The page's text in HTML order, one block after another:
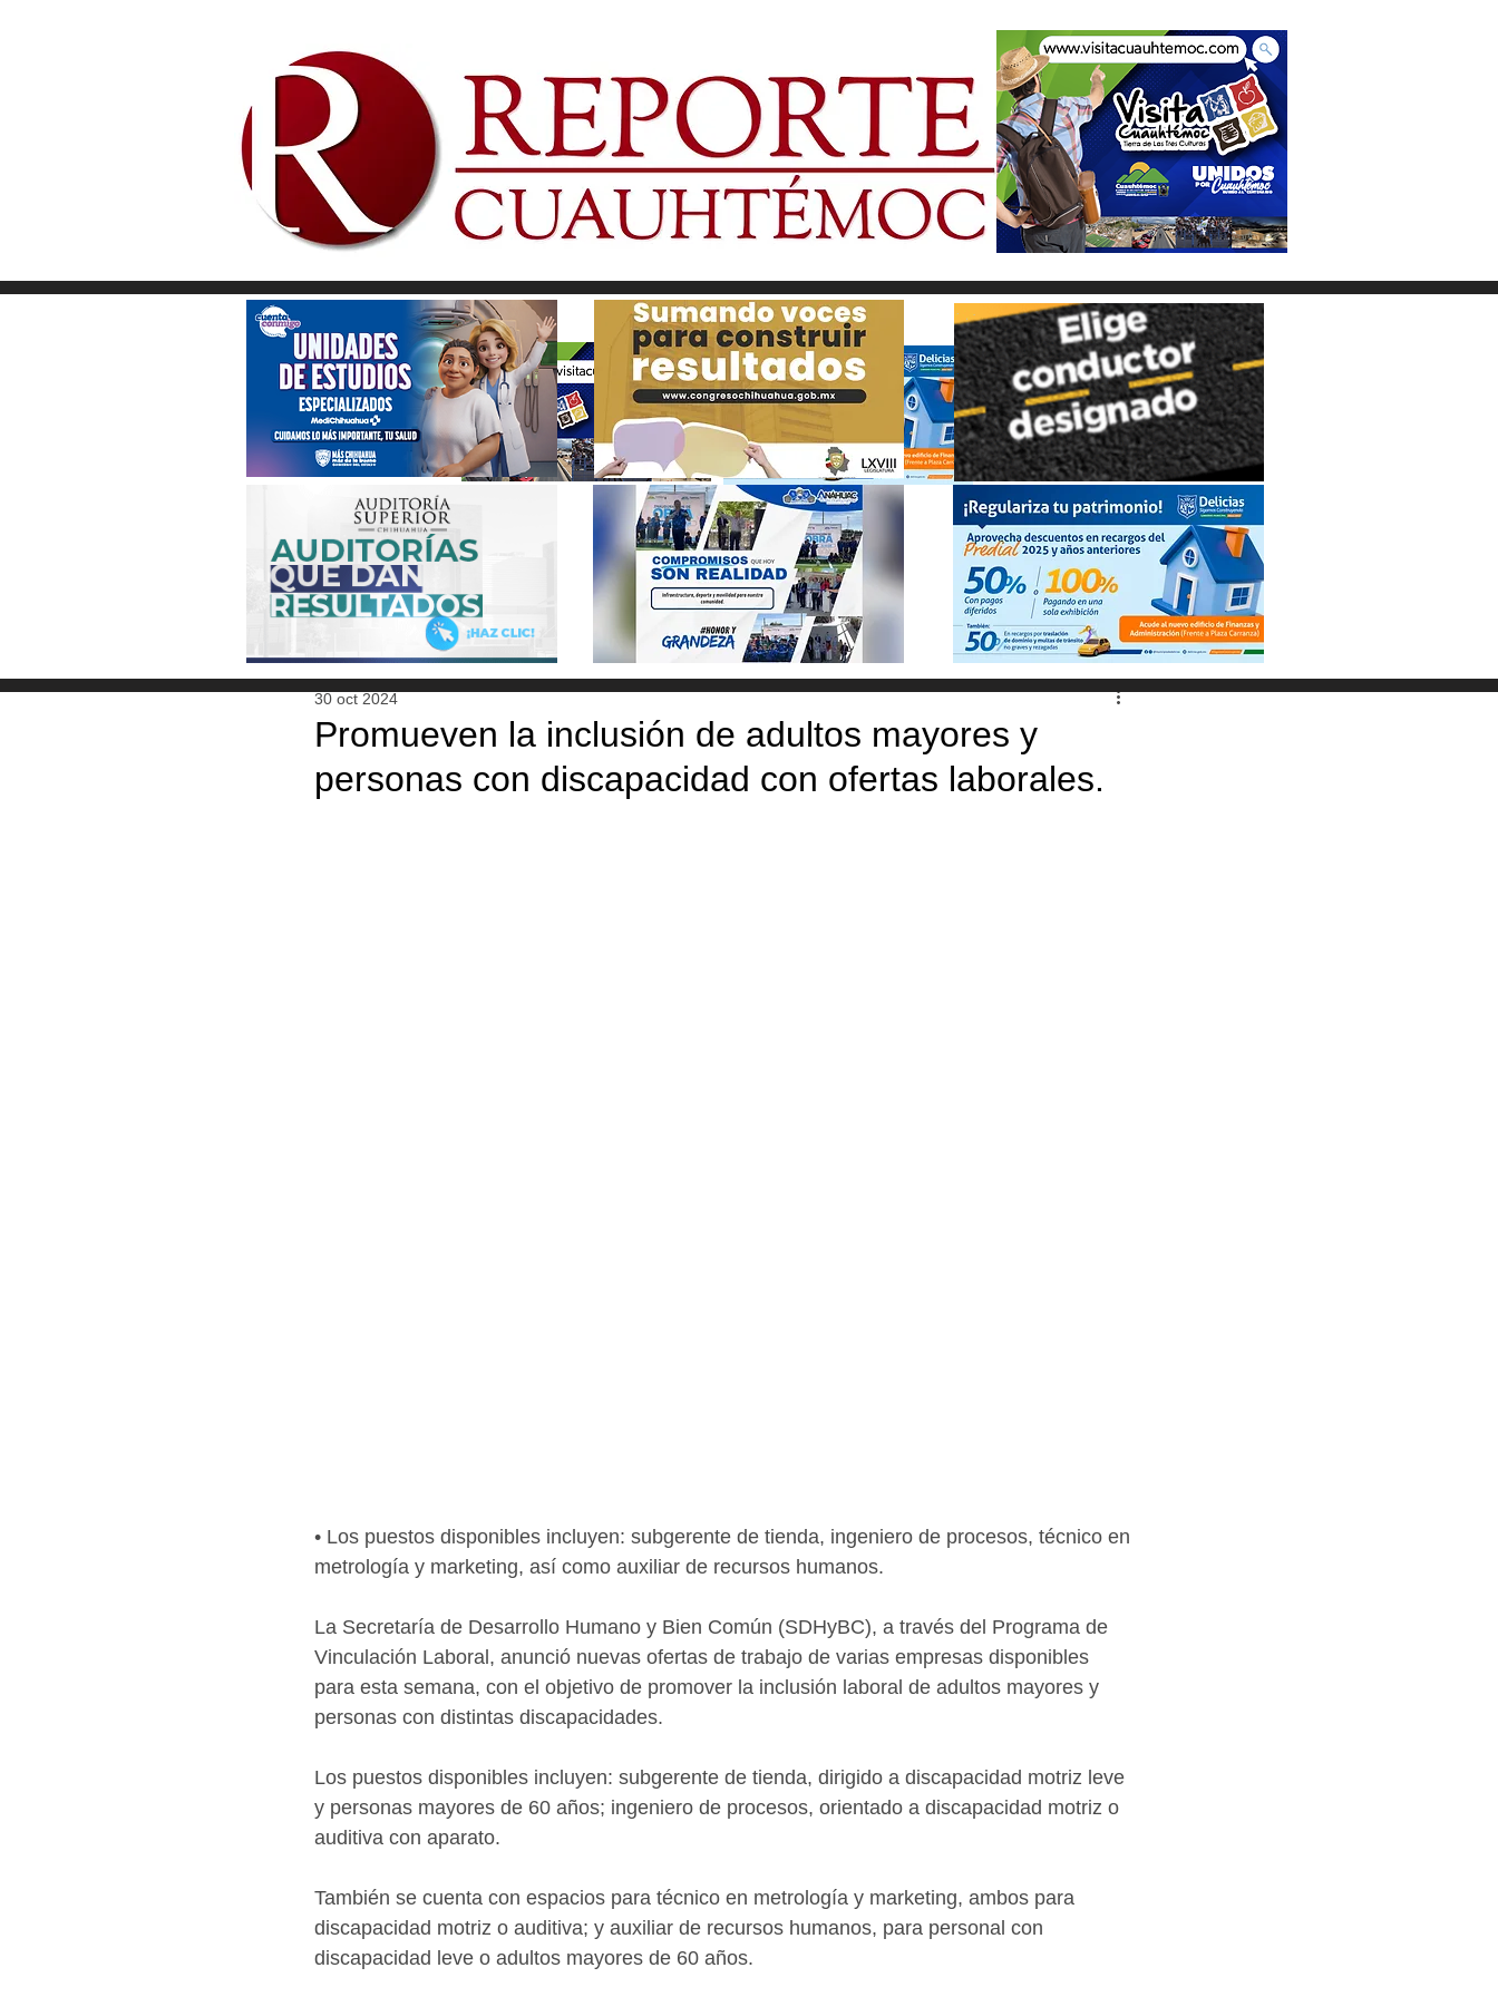
Promueven la inclusión de adultos mayores y
personas con discapacidad con ofertas laborales.
30 oct 2024
• Los puestos disponibles incluyen: subgerente de tienda, ingeniero de procesos, técnico en
metrología y marketing, así como auxiliar de recursos humanos.
La Secretaría de Desarrollo Humano y Bien Común (SDHyBC), a través del Programa de
Vinculación Laboral, anunció nuevas ofertas de trabajo de varias empresas disponibles
para esta semana, con el objetivo de promover la inclusión laboral de adultos mayores y
personas con distintas discapacidades.
Los puestos disponibles incluyen: subgerente de tienda, dirigido a discapacidad motriz leve
y personas mayores de 60 años; ingeniero de procesos, orientado a discapacidad motriz o
auditiva con aparato.
También se cuenta con espacios para técnico en metrología y marketing, ambos para
discapacidad motriz o auditiva; y auxiliar de recursos humanos, para personal con
discapacidad leve o adultos mayores de 60 años.